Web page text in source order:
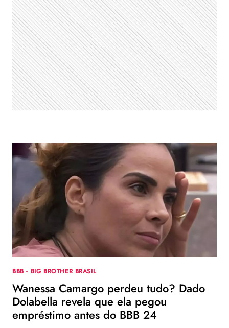
TER
SIDO
AGREDIDA
POR
DADO
DOLABELLA
EM
‘A
FAZENDA’
E
RECORD:
”
NÃO
NADA”
BBB - BIG BROTHER BRASIL
Wanessa Camargo perdeu tudo? Dado
Dolabella revela que ela pegou
empréstimo antes do BBB 24